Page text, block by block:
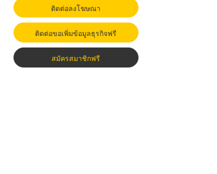
ติดต่อลงโฆษณา
ติดต่อขอเพิ่มข้อมูลธุรกิจฟรี
สมัครสมาชิกฟรี